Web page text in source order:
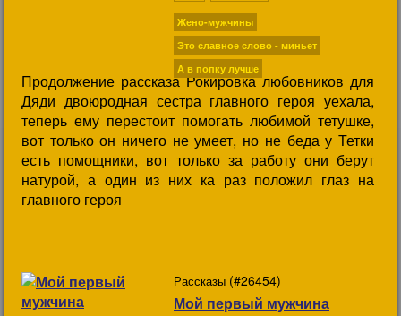
Продолжение рассказа Рокировка любовников для
Дяди двоюродная сестра главного героя уехала,
теперь ему перестоит помогать любимой тетушке,
вот только он ничего не умеет, но не беда у Тетки
есть помощники, вот только за работу они берут
натурой, а один из них ка раз положил глаз на
главного героя
Жено-мужчины
Это славное слово - миньет
А в попку лучше
Рассказы (#26454)
Мой первый мужчина